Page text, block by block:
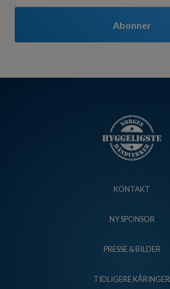
Abonner
KONTAKT
NY SPONSOR
PRESSE & BILDER
TIDLIGERE KÅRINGER